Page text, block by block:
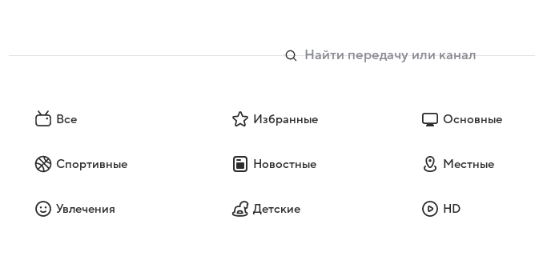
Все Избранные Основные
Спортивные Новостные Местные
Увлечения Детские HD